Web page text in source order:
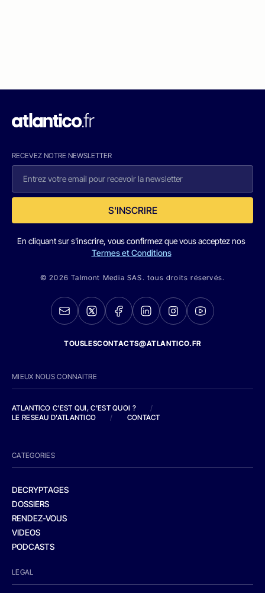
RECEVEZ NOTRE NEWSLETTER
S'INSCRIRE
En cliquant sur s'inscrire, vous confirmez que vous acceptez nos
Termes et Conditions
© 2026 Talmont Media SAS. tous droits réservés.
TOUSLESCONTACTS@ATLANTICO.FR
MIEUX NOUS CONNAITRE
ATLANTICO C'EST QUI, C'EST QUOI ?
/
LE RESEAU D'ATLANTICO
/ CONTACT
CATEGORIES
DECRYPTAGES
DOSSIERS
RENDEZ-VOUS
VIDEOS
PODCASTS
LEGAL